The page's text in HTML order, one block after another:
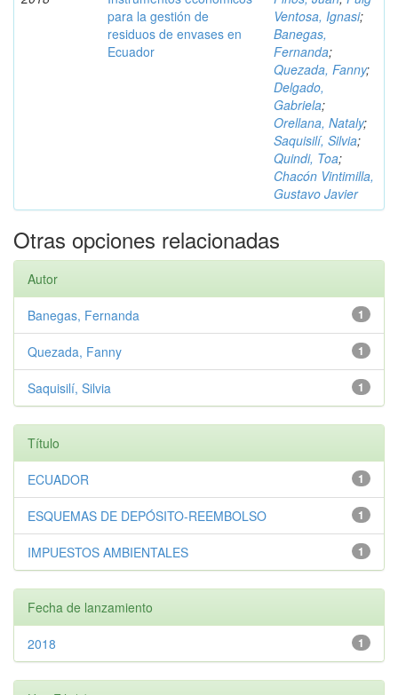
para la gestión de
residuos de envases en
Ecuador
Ventosa, Ignasi;
Banegas,
Fernanda;
Quezada, Fanny;
Delgado,
Gabriela;
Orellana, Nataly;
Saquisilí, Silvia;
Quindi, Toa;
Chacón Vintimilla,
Gustavo Javier
Otras opciones relacionadas
Autor
1
Banegas, Fernanda
1
Quezada, Fanny
1
Saquisilí, Silvia
Título
1
ECUADOR
1
ESQUEMAS DE DEPÓSITO-REEMBOLSO
1
IMPUESTOS AMBIENTALES
Fecha de lanzamiento
1
2018